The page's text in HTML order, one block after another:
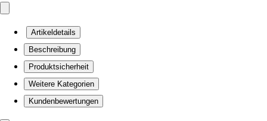
Artikeldetails
Beschreibung
Produktsicherheit
Weitere Kategorien
Kundenbewertungen